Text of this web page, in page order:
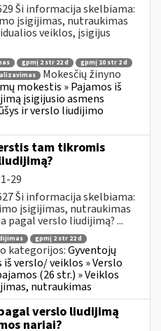
Ši informacija skelbiama:
įsigijimas, nutraukimas
veiklos, įsigijus
gpmį 2 str 22 d
gpmį 10 str 2 d
Mokesčių žinyno
mokestis » Pajamos iš
įsigijusio asmens
ir verslo liudijimo
tam tikromis
29
Ši informacija skelbiama:
įsigijimas, nutraukimas
pagal verslo liudijimą? ...
gpmį 2 str 22 d
kategorijos:Gyventojų
verslo/ veiklos » Verslo
(26 str.) » Veiklos
nutraukimas
verslo liudijimą
nariai?